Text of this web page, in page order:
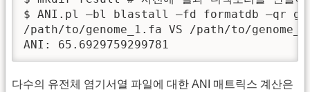
$ ANI.pl –bl blastall –fd formatdb –qr
/path/to/genome_1.fa VS /path/to/
ANI: 65.6929759299781
다수의 유전체 염기서열 파일에 대한 ANI 매트릭스 계산은